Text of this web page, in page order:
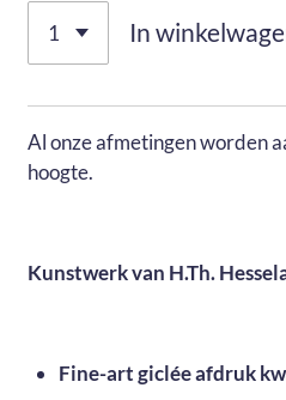
In
Al onze afmetingen worden
hoogte.
Kunstwerk van H.Th.
Fine-art giclée afdruk